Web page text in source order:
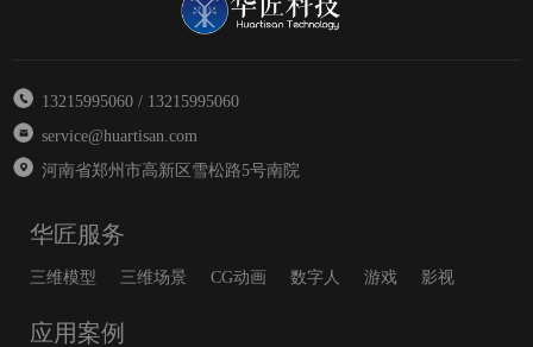
13215995060 / 13215995060
service@huartisan.com
河南省郑州市高新区雪松路5号南院
华匠服务
三维模型 三维场景 CG动画 数字人 游戏 影视
应用案例